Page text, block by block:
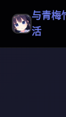
与青梅
活